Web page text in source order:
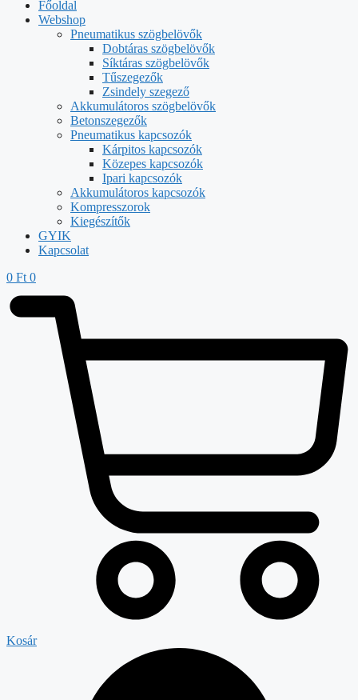
Főoldal
Webshop
Pneumatikus szögbelövők
Dobtáras szögbelövők
Síktáras szögbelövők
Tűszegezők
Zsindely szegező
Akkumulátoros szögbelövők
Betonszegezők
Pneumatikus kapcsozók
Kárpitos kapcsozók
Közepes kapcsozók
Ipari kapcsozók
Akkumulátoros kapcsozók
Kompresszorok
Kiegészítők
GYIK
Kapcsolat
0 Ft 0
Kosár